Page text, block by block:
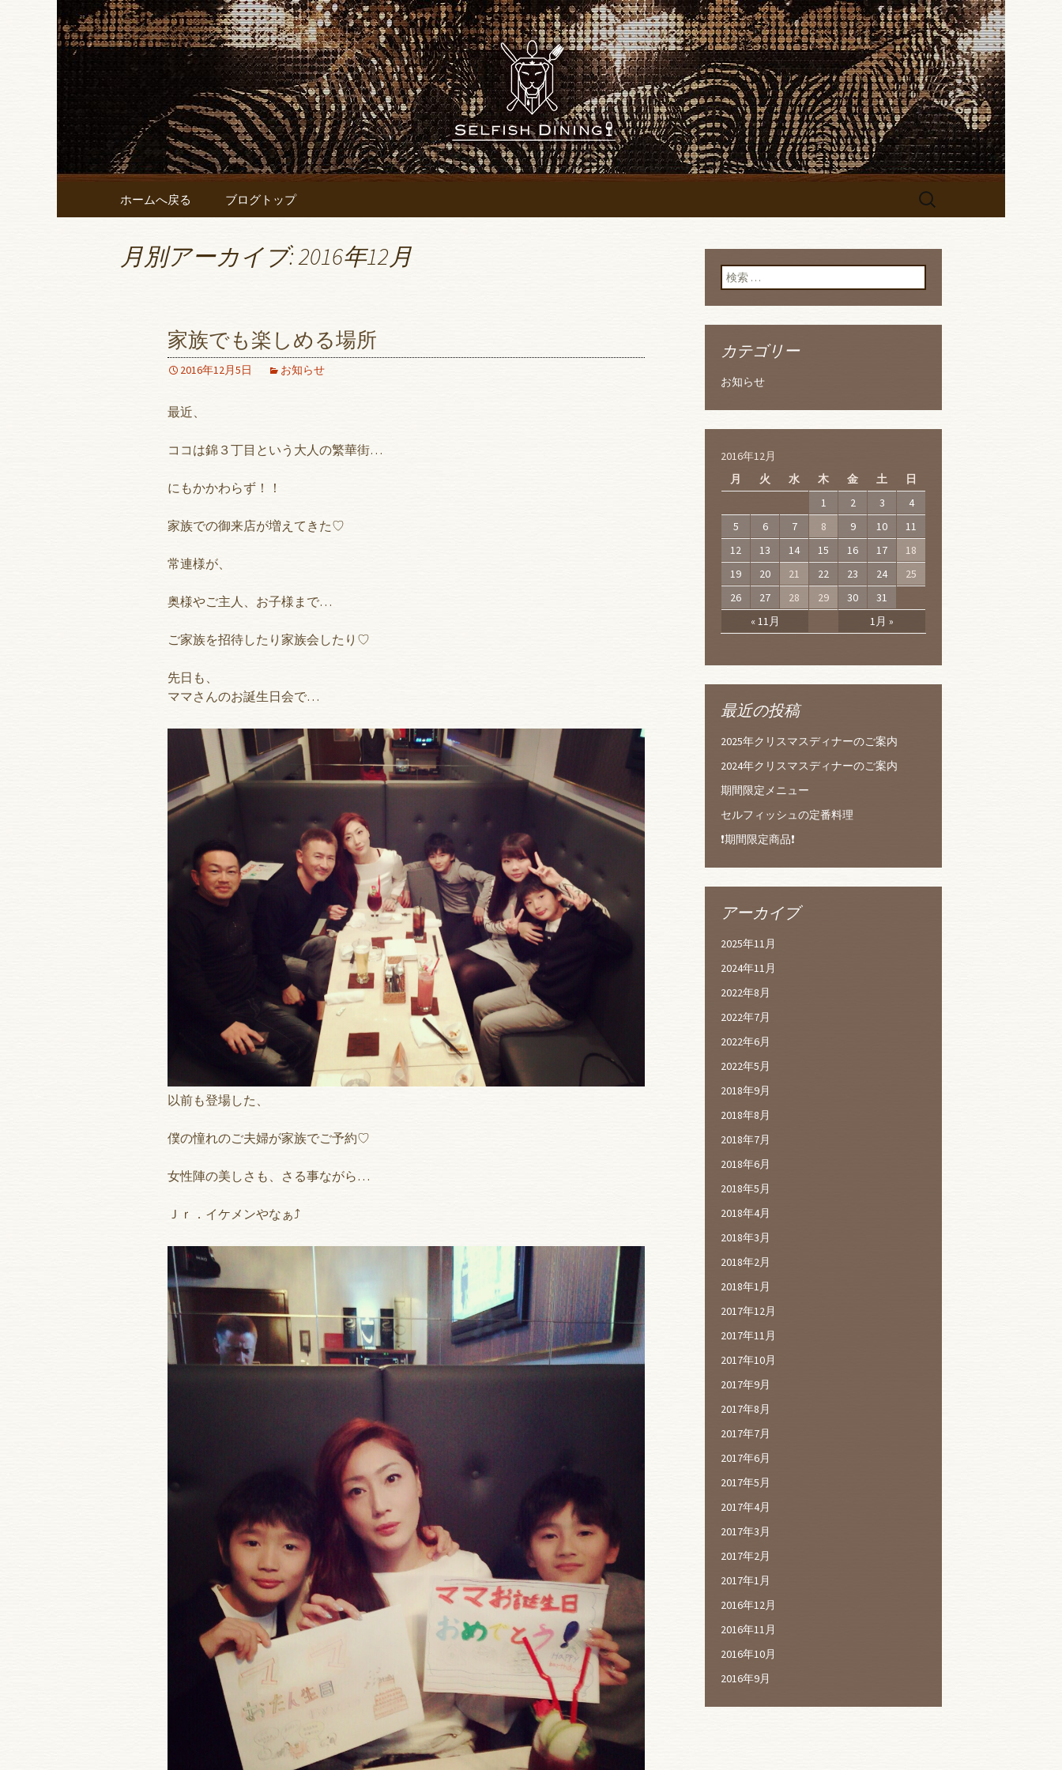
名古屋錦にあるレストランバー
「SELFISH DINING～セルフィッシュダ
イニング～」のブログ
名古屋錦にあるレストランバー「SELFISH DINING～セルフィッシュダイニング～」のブログです
コンテンツへ移動
ホームへ戻る ブログトップ
検
月別アーカイブ: 2016年12月
家族でも楽しめる場所
2016年12月5日 お知らせ
最近、
ココは錦３丁目という大人の繁華街…
にもかかわらず！！
家族での御来店が増えてきた♡
常連様が、
奥様やご主人、お子様まで…
ご家族を招待したり家族会したり♡
先日も、
ママさんのお誕生日会で…
以前も登場した、
僕の憧れのご夫婦が家族でご予約♡
女性陣の美しさも、さる事ながら…
Ｊｒ．イケメンやなぁ⤴︎
検索:
カテゴリー
お知らせ
2016年12月
月
火 水 木 金 土 日
« 11月 1月 »
1 2 3
4
5
6 7 8 9 10
11
12
13 14 15 16 17
18
19
20 21 22 23 24
25
26
27 28 29 30 31
最近の投稿
2025年クリスマスディナーのご案内
2024年クリスマスディナーのご案内
期間限定メニュー
セルフィッシュの定番料理
❗️期間限定商品❗️
アーカイブ
2025年11月
2024年11月
2022年8月
2022年7月
2022年6月
2022年5月
2018年9月
2018年8月
2018年7月
2018年6月
2018年5月
2018年4月
2018年3月
2018年2月
2018年1月
2017年12月
2017年11月
2017年10月
2017年9月
2017年8月
2017年7月
2017年6月
2017年5月
2017年4月
2017年3月
2017年2月
2017年1月
2016年12月
2016年11月
2016年10月
2016年9月